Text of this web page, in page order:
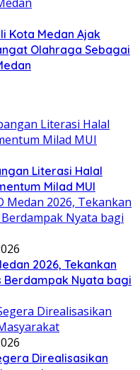
Kota Medan Ajak
Olahraga Sebagai
Literasi Halal
Milad MUI
2026, Tekankan
Berdampak Nyata bagi
Direalisasikan